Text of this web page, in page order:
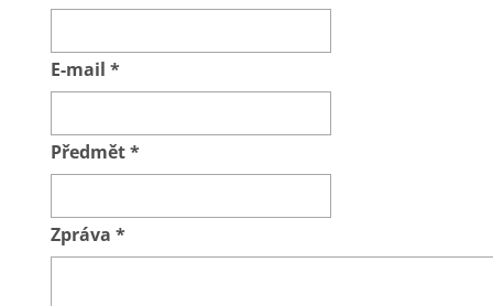
E-mail *
Předmět*
Zpráva *